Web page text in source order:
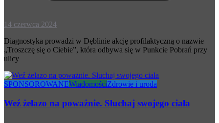
14 czerwca 2024
Diagnostyka prowadzi w Dęblinie akcję profilaktyczną o nazwie
„Troszczę się o Ciebie”, która odbywa się w Punkcie Pobrań przy
ulicy
SPONSOROWANEWiadomościZdrowie i uroda
Weź żelazo na poważnie. Słuchaj swojego ciała